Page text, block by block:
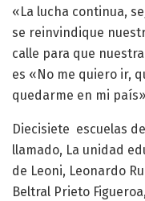
«La lucha continua,
se reinvindique
calle para que
es «No me quiero ir,
quedarme en mi
Diecisiete escuelas
llamado, La unidad
de Leoni, Leonardo
Beltral Prieto